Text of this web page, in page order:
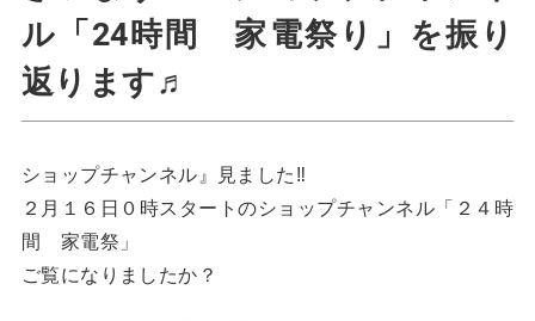
ル「24時間 家電祭り」を振り
返ります♬
ショップチャンネル』見ました‼
２月１６日０時スタートのショップチャンネル「２４時
間 家電祭」
ご覧になりましたか？